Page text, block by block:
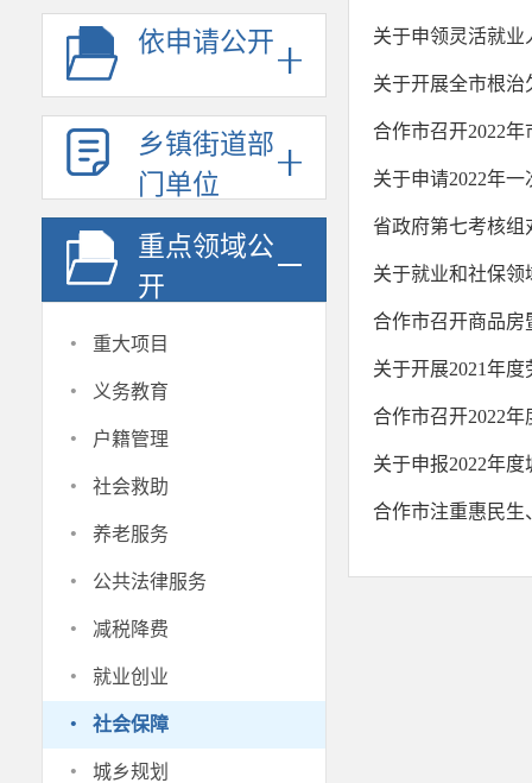
依申请公开
乡镇街道部
门单位
重点领域公
开
· 重大项目
· 义务教育
· 户籍管理
· 社会救助
· 养老服务
· 公共法律服务
· 减税降费
· 就业创业
· 社会保障
· 城乡规划
关于申领灵活就
关于开展全市根
合作市召开2022
关于申请2022年
省政府第七考核组
关于就业和社保
合作市召开商品房
关于开展2021年
合作市召开2022
关于申报2022年
合作市注重惠民生